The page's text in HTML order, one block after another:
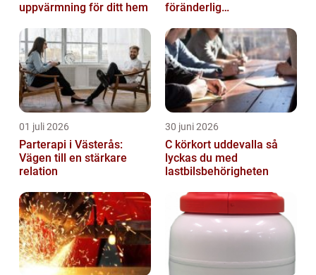
uppvärmning för ditt hem
föränderlig
01 juli 2026
Parterapi i Västerås:
Vägen till en stärkare
relation
30 juni 2026
C körkort uddevalla så
lyckas du med
lastbilsbehörigheten